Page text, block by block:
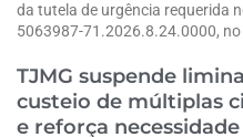
da tutela de urgência requerida
5063987-71.2026.8.24.0000, no
TJMG suspende
custeio de múltiplas
e reforça